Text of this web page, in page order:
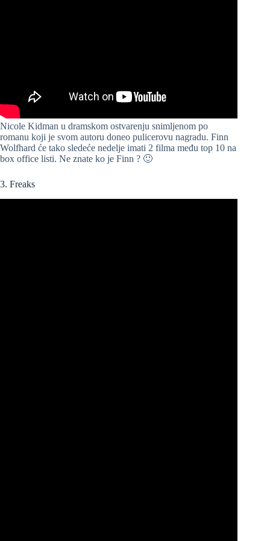
Nicole Kidman u dramskom ostvarenju snimljenom po
romanu koji je svom autoru doneo pulicerovu nagradu. Finn
Wolfhard će tako sledeće nedelje imati 2 filma među top 10 na
box office listi. Ne znate ko je Finn ? 🙂
3. Freaks